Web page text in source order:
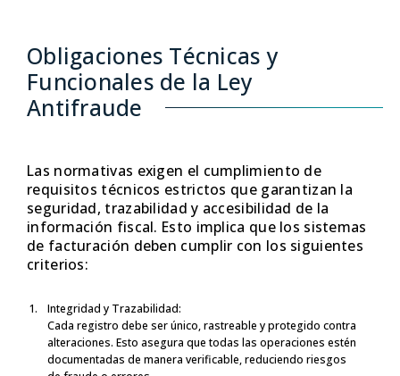
Obligaciones Técnicas y
Funcionales de la Ley
Antifraude
Las normativas exigen el cumplimiento de
requisitos técnicos estrictos que garantizan la
seguridad, trazabilidad y accesibilidad de la
información fiscal. Esto implica que los sistemas
de facturación deben cumplir con los siguientes
criterios:
Integridad y Trazabilidad:
Cada registro debe ser único, rastreable y protegido contra
alteraciones. Esto asegura que todas las operaciones estén
documentadas de manera verificable, reduciendo riesgos